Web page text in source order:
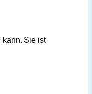
kann. Sie ist